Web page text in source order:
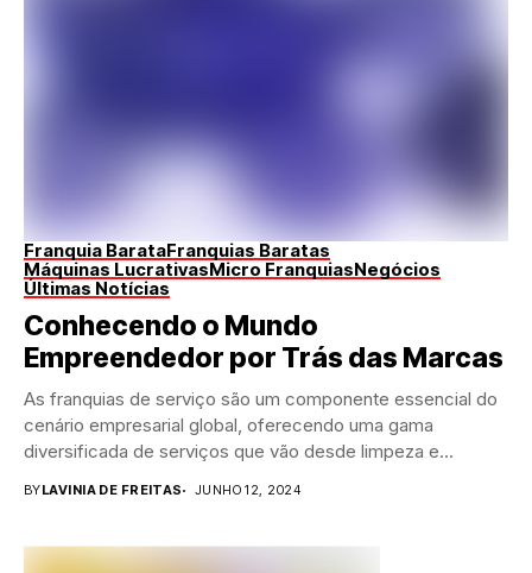
Franquia BarataFranquias Baratas
Máquinas LucrativasMicro FranquiasNegócios
Últimas Notícias
Conhecendo o Mundo
Empreendedor por Trás das Marcas
As franquias de serviço são um componente essencial do
cenário empresarial global, oferecendo uma gama
diversificada de serviços que vão desde limpeza e...
BYLAVINIA DE FREITAS JUNHO 12, 2024